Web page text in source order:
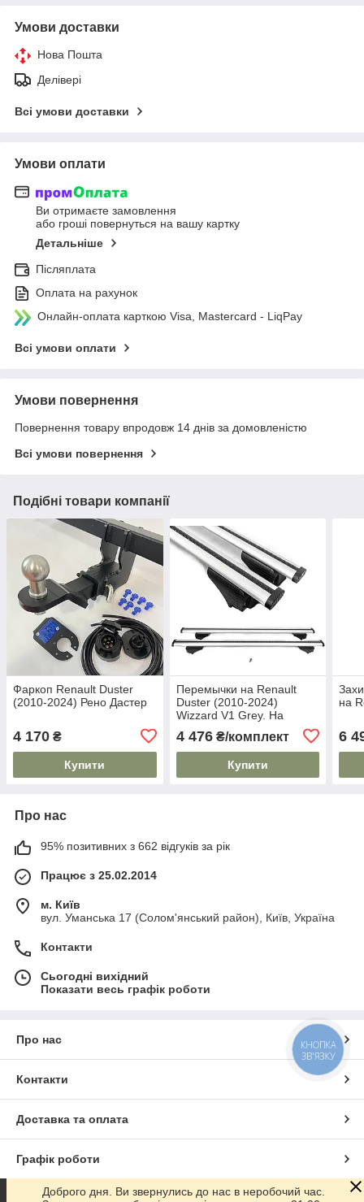
Умови доставки
Нова Пошта
Делівері
Всі умови доставки
Умови оплати
Ви отримаєте замовлення
або гроші повернуться на вашу картку
Детальніше
Післяплата
Оплата на рахунок
Онлайн-оплата карткою Visa, Mastercard - LiqPay
Всі умови оплати
Умови повернення
Повернення товару впродовж 14 днів за домовленістю
Всі умови повернення
Подібні товари компанії
Фаркоп Renault Duster
(2010-2024) Рено Дастер
4 170 ₴
Купити
Перемычки на Renault
Duster (2010-2024)
Wizzard V1 Grey. На
Пластиковий ключ. Сірі
4 476₴/комплект
Купити
на
6
Про нас
95% позитивних з 662 відгуків за рік
Працює з 25.02.2014
м. Київ
вул. Уманська 17 (Солом'янський район), Київ, Україна
Контакти
Сьогодні вихідний
Показати весь графік роботи
Про нас
Контакти
Доставка та оплата
Графік роботи
Повна версія сайту
Доброго дня. Ви звернулись до нас в неробочий час.
КНОПКА
ЗВ'ЯЗКУ